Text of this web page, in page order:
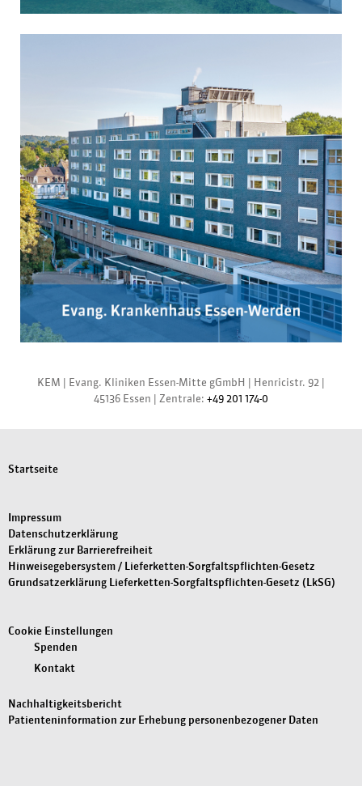
KEM | Evang. Kliniken Essen-Mitte gGmbH | Henricistr. 92 |
45136 Essen | Zentrale: +49 201 174-0
Startseite
Impressum
Datenschutzerklärung
Erklärung zur Barrierefreiheit
Hinweisegebersystem / Lieferketten-Sorgfaltspflichten-Gesetz
Grundsatzerklärung Lieferketten-Sorgfaltspflichten-Gesetz (LkSG)
Cookie Einstellungen
Spenden
Kontakt
Nachhaltigkeitsbericht
Patienteninformation zur Erhebung personenbezogener Daten